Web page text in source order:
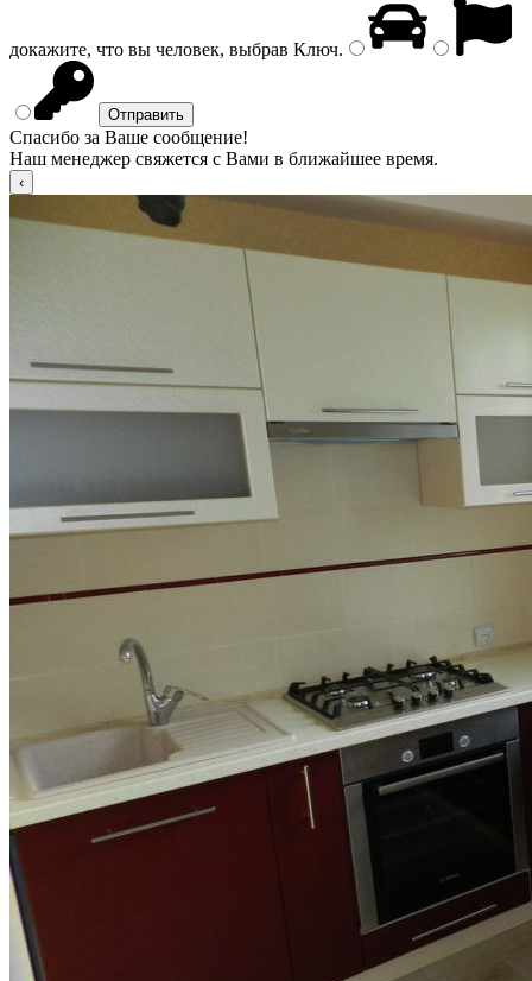
докажите, что вы человек, выбрав Ключ.
Спасибо за Ваше сообщение!
Наш менеджер свяжется с Вами в ближайшее время.